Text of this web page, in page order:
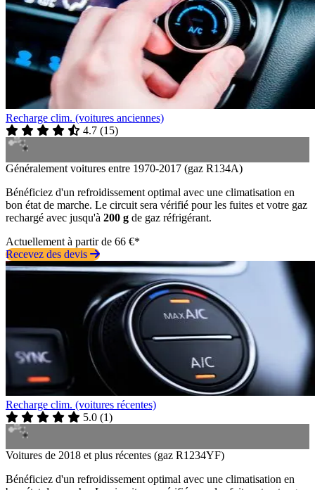
Recharge clim. (voitures anciennes)
4.7 (15)
Généralement voitures entre 1970-2017 (gaz R134A)
Bénéficiez d'un refroidissement optimal avec une climatisation en
bon état de marche. Le circuit sera vérifié pour les fuites et votre gaz
rechargé avec jusqu'à 200 g de gaz réfrigérant.
Actuellement à partir de 66 €*
Recevez des devis
Recharge clim. (voitures récentes)
5.0 (1)
Voitures de 2018 et plus récentes (gaz R1234YF)
Bénéficiez d'un refroidissement optimal avec une climatisation en